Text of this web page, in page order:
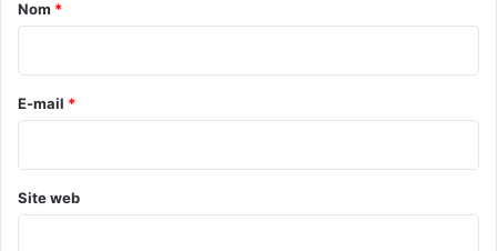
r
e
Nom *
E-mail *
Site web